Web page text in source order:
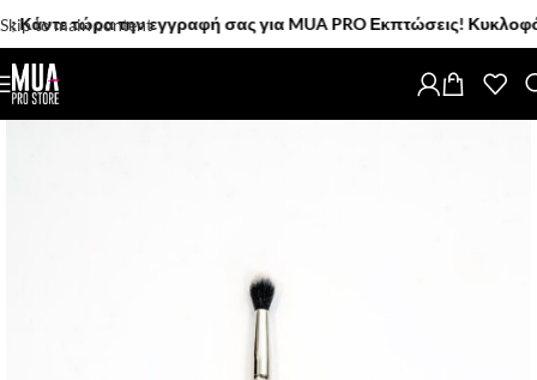
Skip to main content
τώρα την εγγραφή σας για MUA PRO Εκπτώσεις!